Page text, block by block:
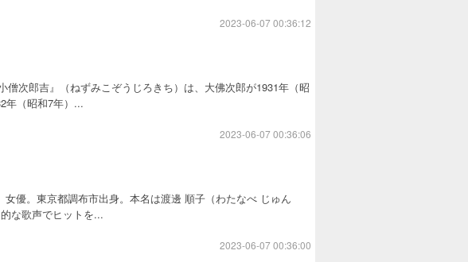
2023-06-07 00:36:12
次郎吉』（ねずみこぞうじろきち）は、大佛次郎が1931年（昭
年（昭和7年）...
2023-06-07 00:36:06
優。東京都調布市出身。本名は渡邊 順子（わたなべ じゅん
な歌声でヒットを...
2023-06-07 00:36:00